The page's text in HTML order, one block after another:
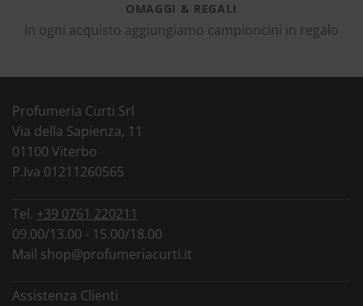
OMAGGI & REGALI
In ogni acquisto aggiungiamo campioncini in regalo
Profumeria Curti Srl
Via della Sapienza, 11
01100 Viterbo
P.Iva 01211260565
Tel. +39 0761 220211
09.00/13.00 - 15.00/18.00
Mail shop@profumeriacurti.it
Assistenza Clienti